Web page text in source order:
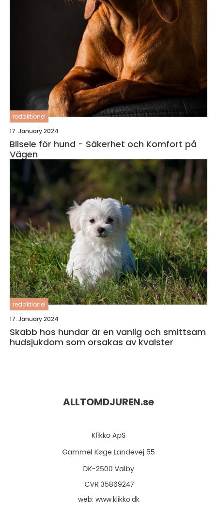
redaktionel
17. January 2024
Bilsele för hund - Säkerhet och Komfort på
Vägen
redaktionel
17. January 2024
Skabb hos hundar är en vanlig och smittsam
hudsjukdom som orsakas av kvalster
ALLTOMDJUREN.se
web: www.klikko.dk